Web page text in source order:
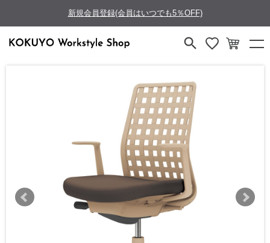
新規会員登録(会員はいつでも5％OFF)